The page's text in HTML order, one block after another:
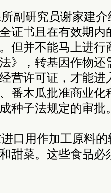
副研究员谢家建
证书且在有效期内
但并不能马上进行
》，转基因作物还
营许可证，才能进
番木瓜批准商业化
种子法规定的审批
口用作加工原料
甜菜。这些食品必